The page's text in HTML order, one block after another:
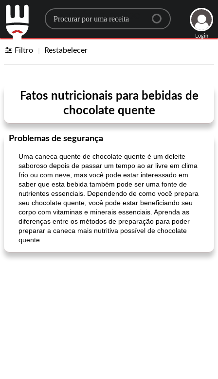
Search for a recipe
Login
Filtro Restabelecer
Fatos nutricionais para bebidas de
chocolate quente
Problemas de segurança
Uma caneca quente de chocolate quente é um deleite
saboroso depois de passar um tempo ao ar livre em clima
frio ou com neve, mas você pode estar interessado em
saber que esta bebida também pode ser uma fonte de
nutrientes essenciais. Dependendo de como você prepara
seu chocolate quente, você pode estar beneficiando seu
corpo com vitaminas e minerais essenciais. Aprenda as
diferenças entre os métodos de preparação para poder
preparar a caneca mais nutritiva possível de chocolate
quente.